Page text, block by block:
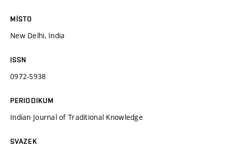
MÍSTO
New Delhi, India
ISSN
0972-5938
PERIODIKUM
Indian Journal of Traditional Knowledge
SVAZEK